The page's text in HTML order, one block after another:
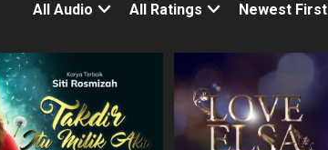
All Audio All Ratings Newest First